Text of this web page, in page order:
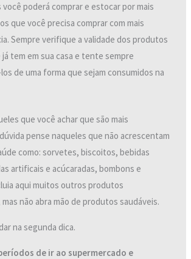
poderá comprar e estocar por mais
que você precisa comprar com mais
Sempre verifique a validade dos produtos
já tem em sua casa e tente sempre
de uma forma que sejam consumidos na
que você achar que são mais
pense naqueles que não acrescentam
como: sorvetes, biscoitos, bebidas
artificais e acúcaradas, bombons e
aqui muitos outros produtos
não abra mão de produtos saudáveis.
na segunda dica.
de ir ao supermercado e